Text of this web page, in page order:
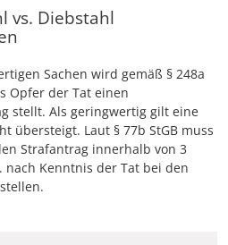
vs. Diebstahl
Sachen wird gemäß § 248a
Opfer der Tat einen
stellt. Als geringwertig gilt eine
übersteigt. Laut § 77b StGB muss
Strafantrag innerhalb von 3
nach Kenntnis der Tat bei den